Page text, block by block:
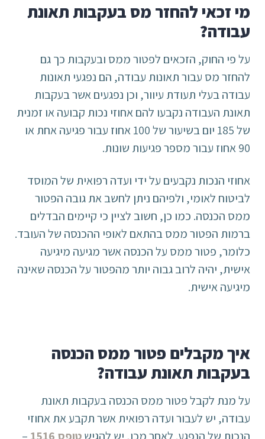
מי זכאי להחזר מס בעקבות תאונת
עבודה?
על פי החוק, הזכאים לפטור ממס ובעקבות כך גם
להחזר מס עבור תאונות עבודה, הם נפגעי תאונות
עבודה בעלי תעודת עיוור, וכן נפגעים אשר בעקבות
תאונת העבודה נקבעו להם אחוזי נכות קבועה או זמנית
של 185 יום בשיעור של 100 אחוז עבור פגיעה אחת או
90 אחוז עבור מספר פגיעות שונות.
אחוזי הנכות נקבעים על ידי ועדה רפואית של המוסד
לביטוח לאומי, ולפיהם ניתן לחשב את גובה הפטור
ממס הכנסה. כמו כן, חשוב לציין כי קיימים הבדלים
ברמות הפטור ממס בהתאם לאופי ההכנסה של העובד.
כלומר, פטור ממס על הכנסה אשר מגיעה מיגיעה
אישית, יהיה לרוב גבוה יותר מהפטור על הכנסה שאינה
מיגיעה אישית.
איך מקבלים פטור ממס הכנסה
בעקבות תאונת עבודה?
על מנת לקבל פטור ממס הכנסה בעקבות תאונת
עבודה, יש לעבור ועדה רפואית אשר תקבע את אחוזי